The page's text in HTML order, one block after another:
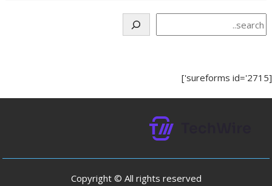
Search
[sureforms id='2715']
Copyright © All rights reserved